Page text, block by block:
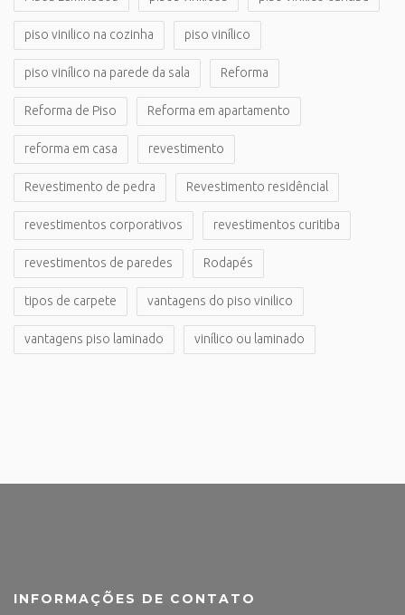
piso vinilico na cozinha piso vinílico
piso vinílico na parede da sala Reforma
Reforma de Piso Reforma em apartamento
reforma em casa revestimento
Revestimento de pedra Revestimento residêncial
revestimentos corporativos revestimentos curitiba
revestimentos de paredes Rodapés
tipos de carpete vantagens do piso vinilico
vantagens piso laminado vinílico ou laminado
INFORMAÇÕES DE CONTATO